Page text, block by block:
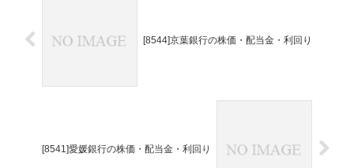
[8544]京葉銀行の株価・配当金・利回り
[8541]愛媛銀行の株価・配当金・利回り